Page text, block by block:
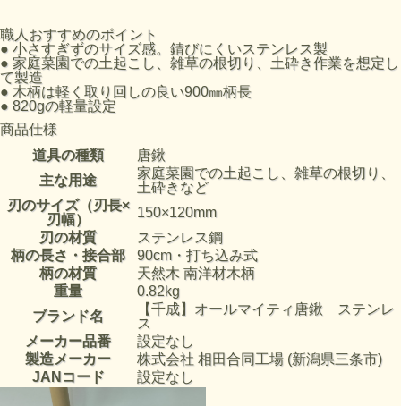
職人おすすめのポイント
● 小さすぎずのサイズ感。錆びにくいステンレス製
● 家庭菜園での土起こし、雑草の根切り、土砕き作業を想定し
て製造
● 木柄は軽く取り回しの良い900㎜柄長
● 820gの軽量設定
商品仕様
道具の種類
唐鍬
主な用途
家庭菜園での土起こし、雑草の根切り、
土砕きなど
刃のサイズ（刃長×
刃幅）
150×120mm
刃の材質
ステンレス鋼
柄の長さ・接合部
90cm・打ち込み式
柄の材質
天然木 南洋材木柄
重量
0.82kg
ブランド名
【千成】オールマイティ唐鍬 ステンレ
ス
メーカー品番
設定なし
製造メーカー
株式会社 相田合同工場 (新潟県三条市)
JANコード
設定なし